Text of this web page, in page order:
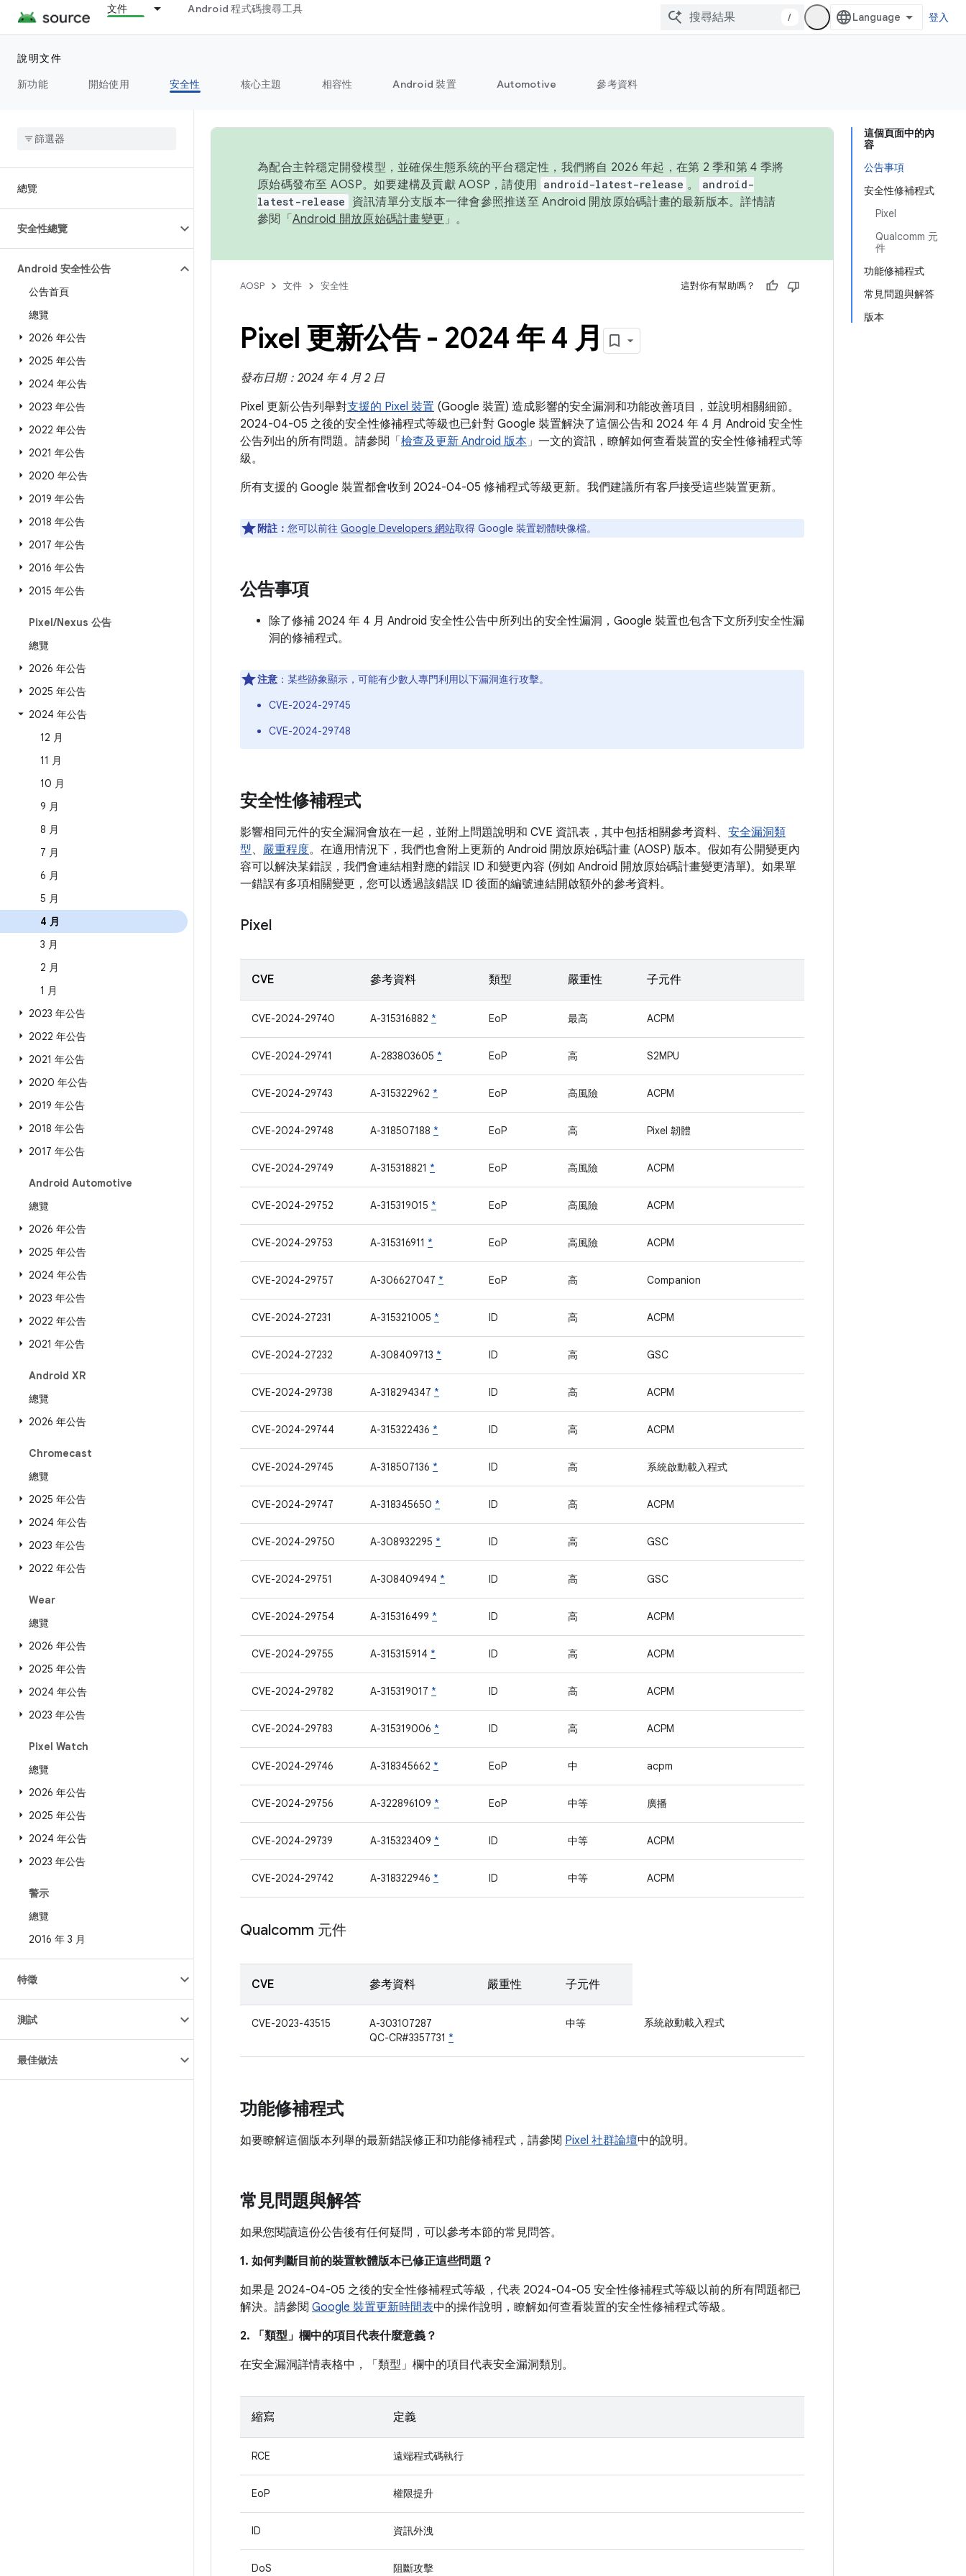
文件 Android 程式碼搜尋工具
/ 登入
說明文件
新功能
開始使用 安全性 核心主題 相容性 Android 裝置 Automotive 參考資料
總覽
安全性總覽
Android 安全性公告
公告首頁
總覽
2026 年公告
2025 年公告
2024 年公告
2023 年公告
2022 年公告
2021 年公告
2020 年公告
2019 年公告
2018 年公告
2017 年公告
2016 年公告
2015 年公告
Pixel/Nexus 公告
總覽
2026 年公告
2025 年公告
2024 年公告
12 月
11 月
10 月
9 月
8 月
7 月
6 月
5 月
4 月
3 月
2 月
1 月
2023 年公告
2022 年公告
2021 年公告
2020 年公告
2019 年公告
2018 年公告
2017 年公告
Android Automotive
總覽
2026 年公告
2025 年公告
2024 年公告
2023 年公告
2022 年公告
2021 年公告
Android XR
總覽
2026 年公告
Chromecast
總覽
2025 年公告
2024 年公告
2023 年公告
2022 年公告
Wear
總覽
2026 年公告
2025 年公告
2024 年公告
2023 年公告
Pixel Watch
總覽
2026 年公告
2025 年公告
2024 年公告
2023 年公告
警示
總覽
2016 年 3 月
特徵
測試
最佳做法
這個頁面中的內
容
公告事項
安全性修補程式
Pixel
Qualcomm 元
件
功能修補程式
常見問題與解答
版本
為配合主幹穩定開發模型，並確保生態系統的平台穩定性，我們將自 2026 年起，在第 2 季和第 4 季將
原始碼發布至 AOSP。如要建構及貢獻 AOSP，請使用 android-latest-release 。
android-
latest-release
資訊清單分支版本一律會參照推送至 Android 開放原始碼計畫的最新版本。詳情請
參閱「 Android 開放原始碼計畫變更 」。
AOSP 文件 安全性 這對你有幫助嗎？
Pixel 更新公告 - 2024 年 4 月
發布日期：2024 年 4 月 2 日
Pixel 更新公告列舉對支援的 Pixel 裝置 (Google 裝置) 造成影響的安全漏洞和功能改善項目，並說明相關細節。
2024-04-05 之後的安全性修補程式等級也已針對 Google 裝置解決了這個公告和 2024 年 4 月 Android 安全性
公告列出的所有問題。請參閱「 檢查及更新 Android 版本」一文的資訊，瞭解如何查看裝置的安全性修補程式等
級。
所有支援的 Google 裝置都會收到 2024-04-05 修補程式等級更新。我們建議所有客戶接受這些裝置更新。
附註： 您可以前往 Google Developers 網站取得 Google 裝置韌體映像檔。
公告事項
除了修補 2024 年 4 月 Android 安全性公告中所列出的安全性漏洞，Google 裝置也包含下文所列安全性漏
洞的修補程式。
注意 ：某些跡象顯示，可能有少數人專門利用以下漏洞進行攻擊。
CVE-2024-29745
CVE-2024-29748
安全性修補程式
影響相同元件的安全漏洞會放在一起，並附上問題說明和 CVE 資訊表，其中包括相關參考資料、 安全漏洞類
型、 嚴重程度。在適用情況下，我們也會附上更新的 Android 開放原始碼計畫 (AOSP) 版本。假如有公開變更內
容可以解決某錯誤，我們會連結相對應的錯誤 ID 和變更內容 (例如 Android 開放原始碼計畫變更清單)。如果單
一錯誤有多項相關變更，您可以透過該錯誤 ID 後面的編號連結開啟額外的參考資料。
Pixel
CVE 參考資料 類型 嚴重性 子元件
CVE-2024-29740 A-315316882 * EoP 最高 ACPM
CVE-2024-29741 A-283803605 * EoP 高 S2MPU
CVE-2024-29743 A-315322962 * EoP 高風險 ACPM
CVE-2024-29748 A-318507188 * EoP 高 Pixel 韌體
CVE-2024-29749 A-315318821 * EoP 高風險 ACPM
CVE-2024-29752 A-315319015 * EoP 高風險 ACPM
CVE-2024-29753 A-315316911 * EoP 高風險 ACPM
CVE-2024-29757 A-306627047 * EoP 高 Companion
CVE-2024-27231 A-315321005 * ID 高 ACPM
CVE-2024-27232 A-308409713 * ID 高 GSC
CVE-2024-29738 A-318294347 * ID 高 ACPM
CVE-2024-29744 A-315322436 * ID 高 ACPM
CVE-2024-29745 A-318507136 * ID 高 系統啟動載入程式
CVE-2024-29747 A-318345650 * ID 高 ACPM
CVE-2024-29750 A-308932295 * ID 高 GSC
CVE-2024-29751 A-308409494 * ID 高 GSC
CVE-2024-29754 A-315316499 * ID 高 ACPM
CVE-2024-29755 A-315315914 * ID 高 ACPM
CVE-2024-29782 A-315319017 * ID 高 ACPM
CVE-2024-29783 A-315319006 * ID 高 ACPM
CVE-2024-29746 A-318345662 * EoP 中 acpm
CVE-2024-29756 A-322896109 * EoP 中等 廣播
CVE-2024-29739 A-315323409 * ID 中等 ACPM
CVE-2024-29742 A-318322946 * ID 中等 ACPM
Qualcomm 元件
CVE 參考資料 嚴重性 子元件
CVE-2023-43515
A-303107287
QC-CR#3357731 *
中等 系統啟動載入程式
功能修補程式
如要瞭解這個版本列舉的最新錯誤修正和功能修補程式，請參閱 Pixel 社群論壇中的說明。
常見問題與解答
如果您閱讀這份公告後有任何疑問，可以參考本節的常見問答。
1. 如何判斷目前的裝置軟體版本已修正這些問題？
如果是 2024-04-05 之後的安全性修補程式等級，代表 2024-04-05 安全性修補程式等級以前的所有問題都已
解決。請參閱 Google 裝置更新時間表中的操作說明，瞭解如何查看裝置的安全性修補程式等級。
2. 「類型」 欄中的項目代表什麼意義？
在安全漏洞詳情表格中，「類型」 欄中的項目代表安全漏洞類別。
縮寫 定義
RCE 遠端程式碼執行
EoP 權限提升
ID 資訊外洩
DoS 阻斷攻擊